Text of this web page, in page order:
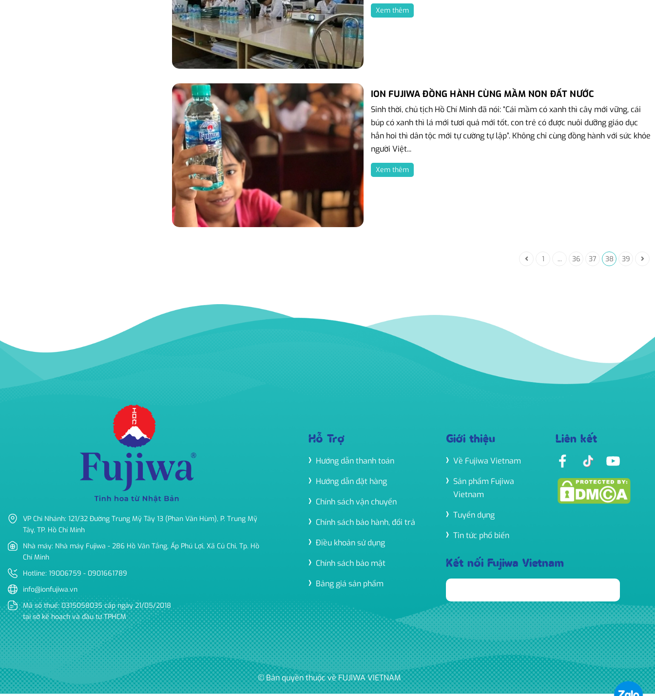
Xem thêm
ION FUJIWA ĐỒNG HÀNH CÙNG MẦM NON ĐẤT NƯỚC
Sinh thời, chủ tịch Hồ Chí Minh đã nói: “Cái mầm có xanh thì cây mới vững, cái
búp có xanh thì lá mới tươi quả mới tốt, con trẻ có được nuôi dưỡng giáo dục
hẳn hoi thì dân tộc mới tự cường tự lập”. Không chỉ cùng đồng hành với sức khỏe
người Việt...
Xem thêm
1 ... 36 37 38 39
VP Chi Nhánh: 121/32 Đường Trung Mỹ Tây 13 (Phan Văn Hùm), P. Trung Mỹ
Tây, TP. Hồ Chí Minh
Nhà máy: Nhà máy Fujiwa - 286 Hồ Văn Tắng, Ấp Phú Lợi, Xã Củ Chi, Tp. Hồ
Chí Minh
Hotline: 19006759 - 0901661789
info@ionfujiwa.vn
Mã số thuế: 0315058035 cấp ngày 21/05/2018
tại sở kế hoạch và đầu tư TPHCM
Hỗ Trợ
Hướng dẫn thanh toán
Hướng dẫn đặt hàng
Chính sách vận chuyển
Chính sách bảo hành, đổi trả
Điều khoản sử dụng
Chính sách bảo mật
Bảng giá sản phẩm
Giới thiệu
Về Fujiwa Vietnam
Sản phẩm Fujiwa
Vietnam
Tuyển dụng
Tin tức phổ biến
Liên kết
Kết nối Fujiwa Vietnam
© Bản quyền thuộc về FUJIWA VIETNAM